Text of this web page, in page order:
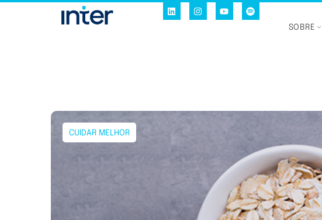
SOBRE
CUIDAR MELHOR